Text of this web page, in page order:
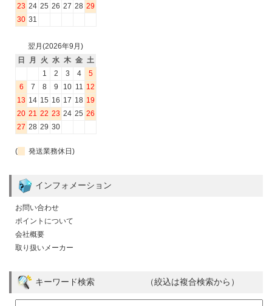
23 24 25 26 27 28 29
30 31
翌月(2026年9月)
日
月 火 水 木 金 土
1
2 3 4
5
6
7 8 9 10 11 12
13 14 15 16 17 18 19
20 21 22 23 24 25 26
27 28 29 30
( 発送業務休日)
インフォメーション
お問い合わせ
ポイントについて
会社概要
取り扱いメーカー
キーワード検索 （絞込は複合検索から）